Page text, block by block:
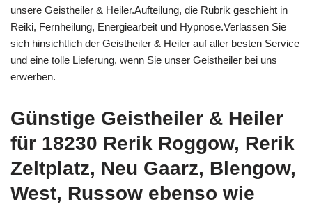
unsere Geistheiler & Heiler.Aufteilung, die Rubrik geschieht in
Reiki, Fernheilung, Energiearbeit und Hypnose.Verlassen Sie
sich hinsichtlich der Geistheiler & Heiler auf aller besten Service
und eine tolle Lieferung, wenn Sie unser Geistheiler bei uns
erwerben.
Günstige Geistheiler & Heiler
für 18230 Rerik Roggow, Rerik
Zeltplatz, Neu Gaarz, Blengow,
West, Russow ebenso wie